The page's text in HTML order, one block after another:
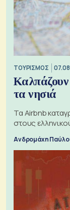
ΤΟΥΡΙΣΜΟΣ
τα νησιά
Τα Airbnb
στους
Ανδρομάχη